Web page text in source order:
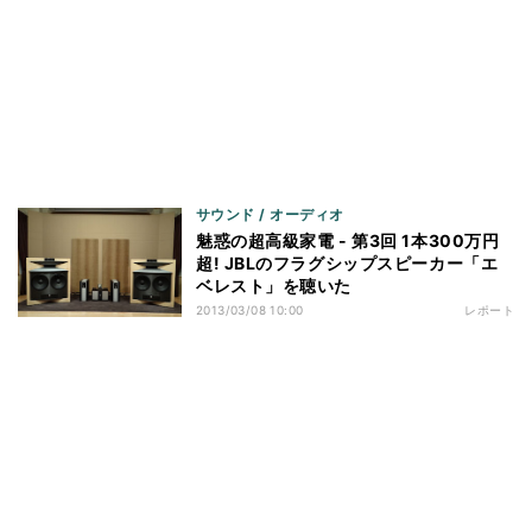
サウンド / オーディオ
魅惑の超高級家電 - 第3回 1本300万円
超! JBLのフラグシップスピーカー「エ
ベレスト」を聴いた
2013/03/08 10:00 レポート